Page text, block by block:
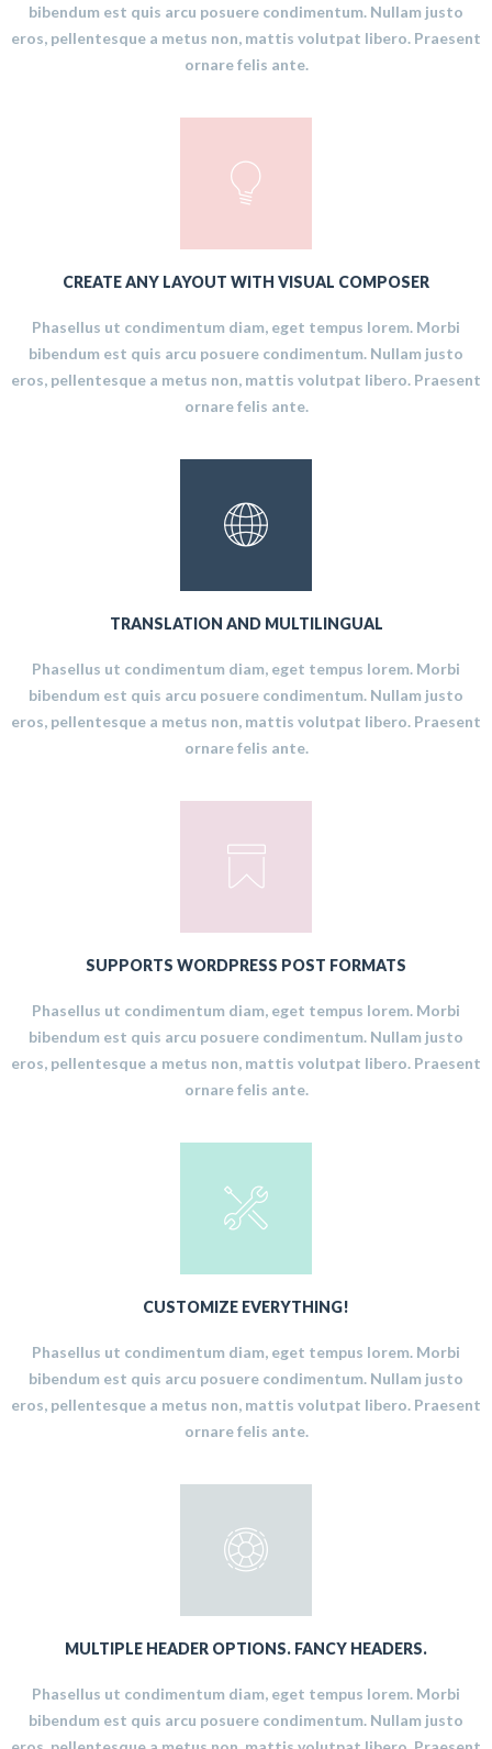
bibendum est quis arcu posuere condimentum. Nullam justo
eros, pellentesque a metus non, mattis volutpat libero. Praesent
ornare felis ante.
CREATE ANY LAYOUT WITH VISUAL COMPOSER
Phasellus ut condimentum diam, eget tempus lorem. Morbi
bibendum est quis arcu posuere condimentum. Nullam justo
eros, pellentesque a metus non, mattis volutpat libero. Praesent
ornare felis ante.
TRANSLATION AND MULTILINGUAL
Phasellus ut condimentum diam, eget tempus lorem. Morbi
bibendum est quis arcu posuere condimentum. Nullam justo
eros, pellentesque a metus non, mattis volutpat libero. Praesent
ornare felis ante.
SUPPORTS WORDPRESS POST FORMATS
Phasellus ut condimentum diam, eget tempus lorem. Morbi
bibendum est quis arcu posuere condimentum. Nullam justo
eros, pellentesque a metus non, mattis volutpat libero. Praesent
ornare felis ante.
CUSTOMIZE EVERYTHING!
Phasellus ut condimentum diam, eget tempus lorem. Morbi
bibendum est quis arcu posuere condimentum. Nullam justo
eros, pellentesque a metus non, mattis volutpat libero. Praesent
ornare felis ante.
MULTIPLE HEADER OPTIONS. FANCY HEADERS.
Phasellus ut condimentum diam, eget tempus lorem. Morbi
bibendum est quis arcu posuere condimentum. Nullam justo